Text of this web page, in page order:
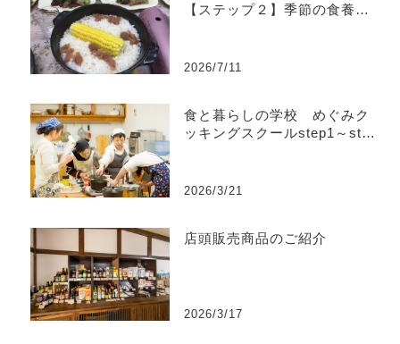
【ステップ２】季節の食養生
2026/7/11
食と暮らしの学校 めぐみク
ッキングスクールstep1～step
2026/3/21
店頭販売商品のご紹介
2026/3/17